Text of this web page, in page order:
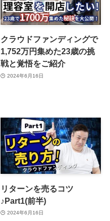
クラウドファンディングで
1,752万円集めた23歳の挑
戦と覚悟をご紹介
2024年6月16日
リターンを売るコツ
♪Part1(前半)
2024年6月16日